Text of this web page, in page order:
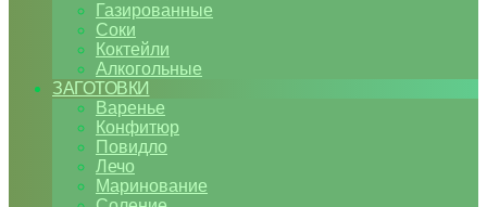
Газированные
Соки
Коктейли
Алкогольные
ЗАГОТОВКИ
Варенье
Конфитюр
Повидло
Лечо
Маринование